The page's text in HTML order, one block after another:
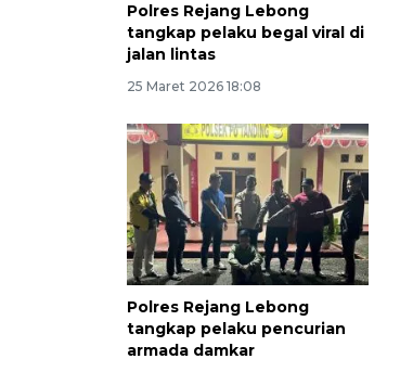
Polres Rejang Lebong
tangkap pelaku begal viral di
jalan lintas
25 Maret 2026 18:08
Polres Rejang Lebong
tangkap pelaku pencurian
armada damkar